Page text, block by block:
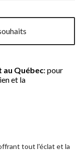
au Québec: pour
et la
tout l'éclat et la